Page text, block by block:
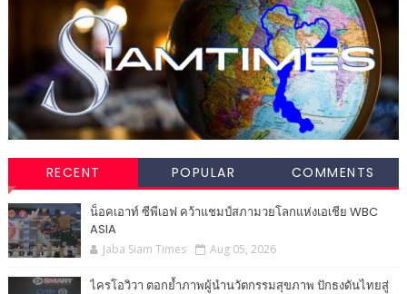
RECENT POPULAR COMMENTS
น็อคเอาท์ ซีพีเอฟ คว้าแชมป์สภามวยโลกแห่งเอเชีย WBC
ASIA
Jaba Siam Times Aug 05, 2026
ไครโอวิวา ตอกย้ำภาพผู้นำนวัตกรรมสุขภาพ ปักธงดันไทยสู่